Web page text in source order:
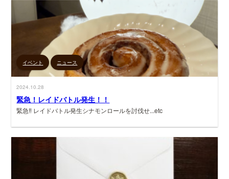
イベント ニュース
2024.10.28
緊急！レイドバトル発生！！
緊急‼ レイドバトル発生シナモンロールを討伐せ...etc